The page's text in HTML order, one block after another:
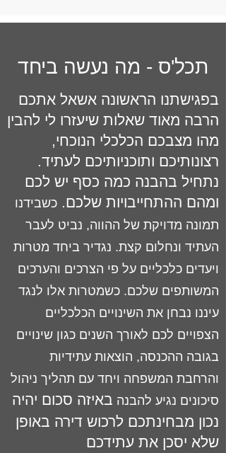
תכל'ס - מה נעשה ביחד
בפגישתנו הראשונה אשאל אתכם
הרבה מאוד שאלות שיעזרו לי להבין
מהו מצבכם הכלכלי הנוכחי,
רצונותיכם ותוכניותיכם לעתיד.
נתחיל בהבנה כמה כסף יש לכם
ומהם ההתחייבויות שלכם. כשבידנו
תמונה מדויקת של ההווה, נביט לעבר
העתיד ונחלום קצת. נגדיר ביחד מטרות
ויעדים כלכליים על פי הצרכים והערכים
המשותפים שלכם. כשמטרות אלו לנגד
עיננו נבחן את השינויים הכלכליים
הצפויים לכם לאורך השנים כגון שינויים
בגובה ההכנסה, הוצאות עתידיות
והרחבת המשפחה ויחד עם תהליך ניהול
סיכונים נגיע להבנה באיזה סכום יהיה
נכון מבחינתכם לרכוש דירה באופן
שלא יסכן את עתידכם